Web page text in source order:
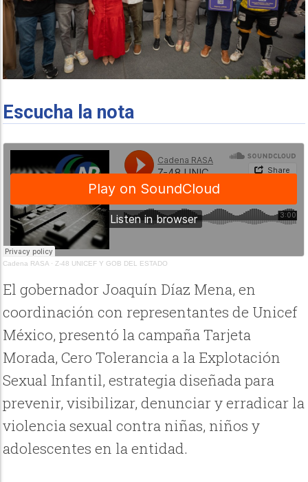
Escucha la nota
Cadena RASA · Z-48 UNICEF Y GOB DEL ESTADO
El gobernador Joaquín Díaz Mena, en
coordinación con representantes de Unicef
México, presentó la campaña Tarjeta
Morada, Cero Tolerancia a la Explotación
Sexual Infantil, estrategia diseñada para
prevenir, visibilizar, denunciar y erradicar la
violencia sexual contra niñas, niños y
adolescentes en la entidad.